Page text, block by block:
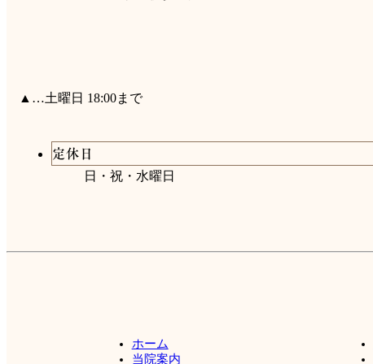
▲…土曜日 18:00まで
定休日
日・祝・水曜日
ホーム
当院案内